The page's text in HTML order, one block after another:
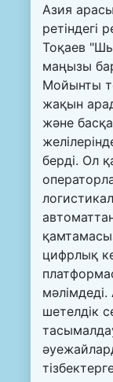
Азия
ретіндегі
Тоқаев
маңызы
Мойынты
жақын
және басқа
берді. Ол
цифрлық
шетелдік